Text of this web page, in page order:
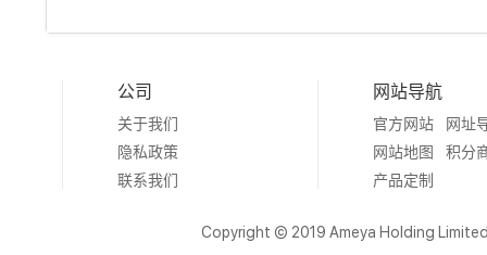
公司
关于我们
隐私政策
联系我们
网站导航
官方网站
网址
网站地图
积分
产品定制
Copyright © 2019 Ameya Holding